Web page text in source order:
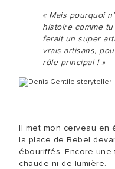
« Mais pourquoi
histoire comme
ferait un super
vrais artisans,
rôle principal ! »
Il met mon cerveau en
la place de Bebel
ébouriffés. Encore une
chaude ni de lumière.